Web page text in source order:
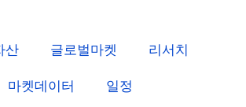
산 글로벌마켓
리서치
마켓데이터
일정